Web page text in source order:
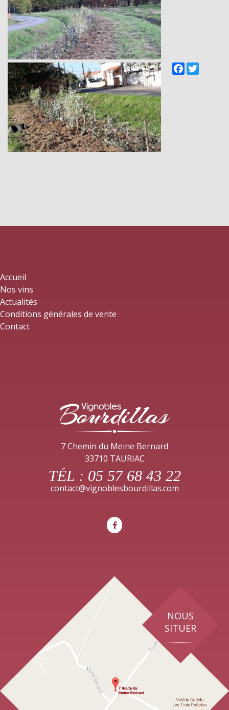
Facebook
Accueil
Nos vins
Actualités
Conditions générales de vente
Contact
7 Chemin du Meine Bernard
33710 TAURIAC
TÉL : 05 57 68 43 22
contact@vignoblesbourdillas.com
NOUS
SITUER